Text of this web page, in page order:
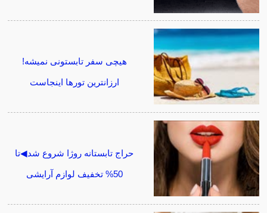
هیچی سفر تابستونی نمیشه!
ارزانترین تورها اینجاست
حراج تابستانه روژا شروع شد◀تا
50% تخفیف لوازم آرایشی